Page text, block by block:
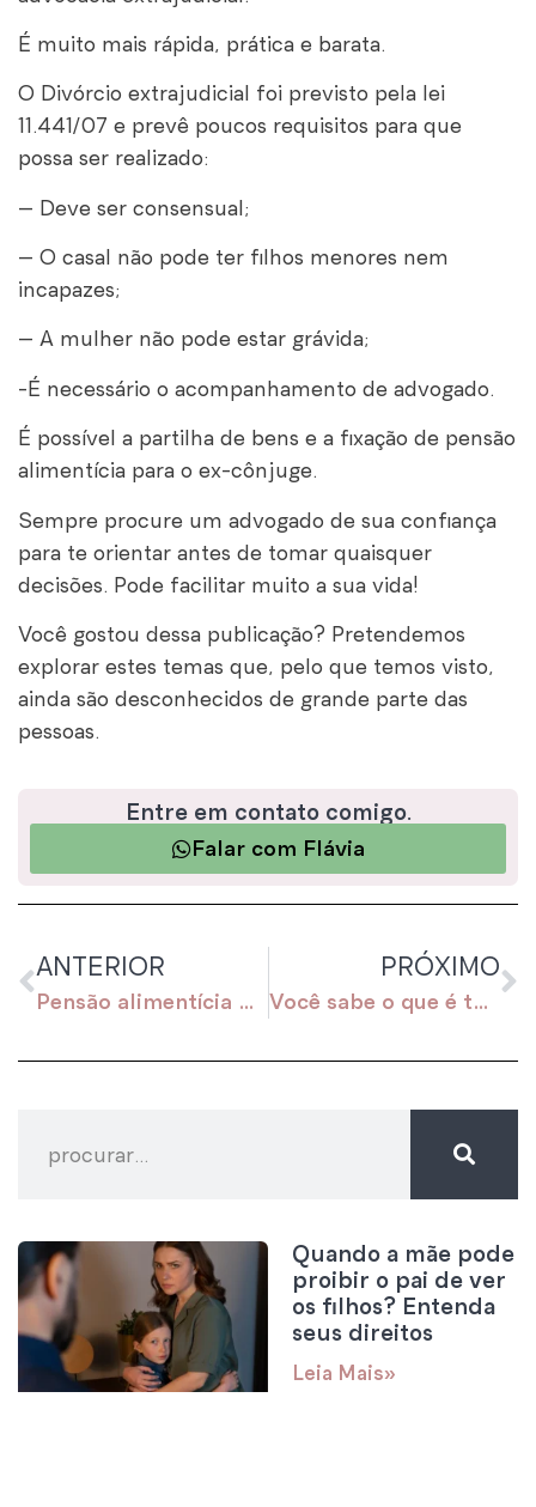
É muito mais rápida, prática e barata.
O Divórcio extrajudicial foi previsto pela lei
11.441/07 e prevê poucos requisitos para que
possa ser realizado:
– Deve ser consensual;
– O casal não pode ter filhos menores nem
incapazes;
– A mulher não pode estar grávida;
-É necessário o acompanhamento de advogado.
É possível a partilha de bens e a fixação de pensão
alimentícia para o ex-cônjuge.
Sempre procure um advogado de sua confiança
para te orientar antes de tomar quaisquer
decisões. Pode facilitar muito a sua vida!
Você gostou dessa publicação? Pretendemos
explorar estes temas que, pelo que temos visto,
ainda são desconhecidos de grande parte das
pessoas.
Entre em contato comigo.
Falar com Flávia
ANTERIOR
Pensão alimentícia não é somente para pagar alimentos
PRÓXIMO
Você sabe o que é testamento vital?
Quando a mãe pode
proibir o pai de ver
os filhos? Entenda
seus direitos
Leia Mais»